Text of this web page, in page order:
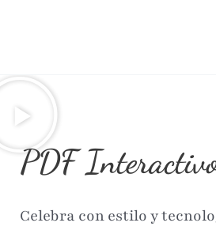
PDF
Celebra con estilo y